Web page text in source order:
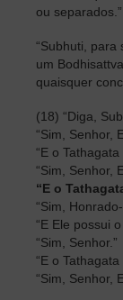
ou separados.”
“Subhuti, para
um
quaisquer
(18) “Diga,
“Sim, Senhor,
“E o
“Sim, Senhor,
“E o
“Sim,
“E Ele possui
“Sim, Senhor.”
“E o
“Sim, Senhor,